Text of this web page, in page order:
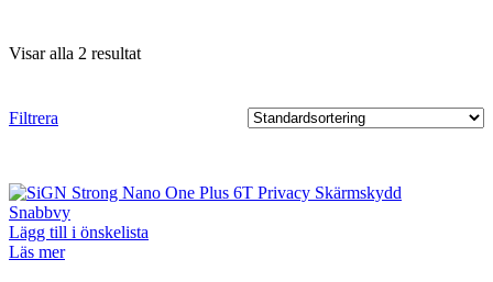
Visar alla 2 resultat
Filtrera
Snabbvy
Lägg till i önskelista
Läs mer